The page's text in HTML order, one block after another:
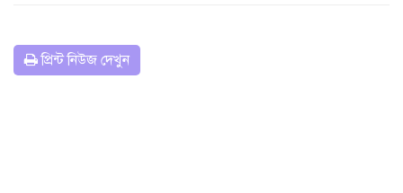
প্রিন্ট নিউজ দেখুন